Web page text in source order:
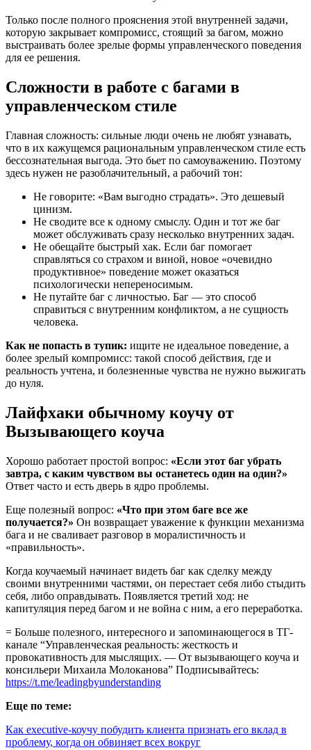
Только после полного прояснения этой внутренней задачи,
которую закрывает компромисс, стоящий за багом, можно
выстраивать более зрелые формы управленческого поведения
для ее решения.
Сложности в работе с багами в
управленческом стиле
Главная сложность: сильные люди очень не любят узнавать,
что в их кажущемся рациональным управленческом стиле есть
бессознательная выгода. Это бьет по самоуважению. Поэтому
здесь нужен не разоблачительный, а рабочий тон:
Не говорите: «Вам выгодно страдать». Это дешевый
цинизм.
Не сводите все к одному смыслу. Один и тот же баг
может обслуживать сразу несколько внутренних задач.
Не обещайте быстрый хак. Если баг помогает
справляться со страхом и виной, новое «очевидно
продуктивное» поведение может оказаться
психологически непереносимым.
Не путайте баг с личностью. Баг — это способ
справиться с внутренним конфликтом, а не сущность
человека.
Как не попасть в тупик: ищите не идеальное поведение, а
более зрелый компромисс: такой способ действия, где и
реальность учтена, и болезненные чувства не нужно выжигать
до нуля.
Лайфхаки обычному коучу от
Вызывающего коуча
Хорошо работает простой вопрос: «Если этот баг убрать
завтра, с каким чувством вы останетесь один на один?»
Ответ часто и есть дверь в ядро проблемы.
Еще полезный вопрос: «Что при этом баге все же
получается?» Он возвращает уважение к функции механизма
бага и не сваливает разговор в моралистичность и
«правильность».
Когда коучаемый начинает видеть баг как сделку между
своими внутренними частями, он перестает себя либо стыдить
себя, либо оправдывать. Появляется третий ход: не
капитуляция перед багом и не война с ним, а его переработка.
= Больше полезного, интересного и запоминающегося в ТГ-
канале “Управленческая реальность: жесткость и
провокативность для мыслящих. — От вызывающего коуча и
консильери Михаила Молоканова” Подписывайтесь:
https://t.me/leadingbyunderstanding
Еще по теме:
Как executive-коучу побудить клиента признать его вклад в
проблему, когда он обвиняет всех вокруг